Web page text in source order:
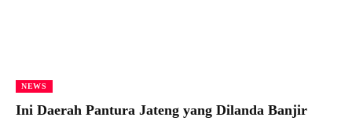
NEWS
Ini Daerah Pantura Jateng yang Dilanda Banjir